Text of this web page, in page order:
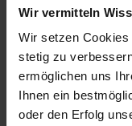
Wir vermitteln
Wir setzen
stetig zu
ermöglichen uns
Ihnen ein
oder den Erfolg
nutzungen
Zahlreiche
Anwendung